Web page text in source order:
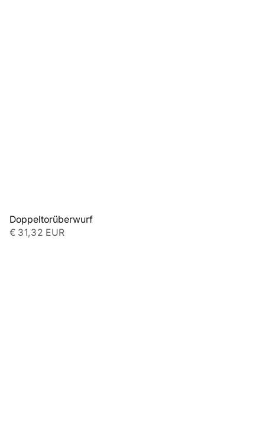
Doppeltorüberwurf
€ 31,32 EUR